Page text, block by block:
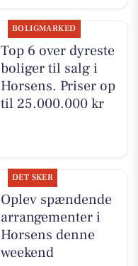
BOLIGMARKED
Top 6 over dyreste
boliger til salg i
Horsens. Priser op
til 25.000.000 kr
DET SKER
Oplev spændende
arrangementer i
Horsens denne
weekend